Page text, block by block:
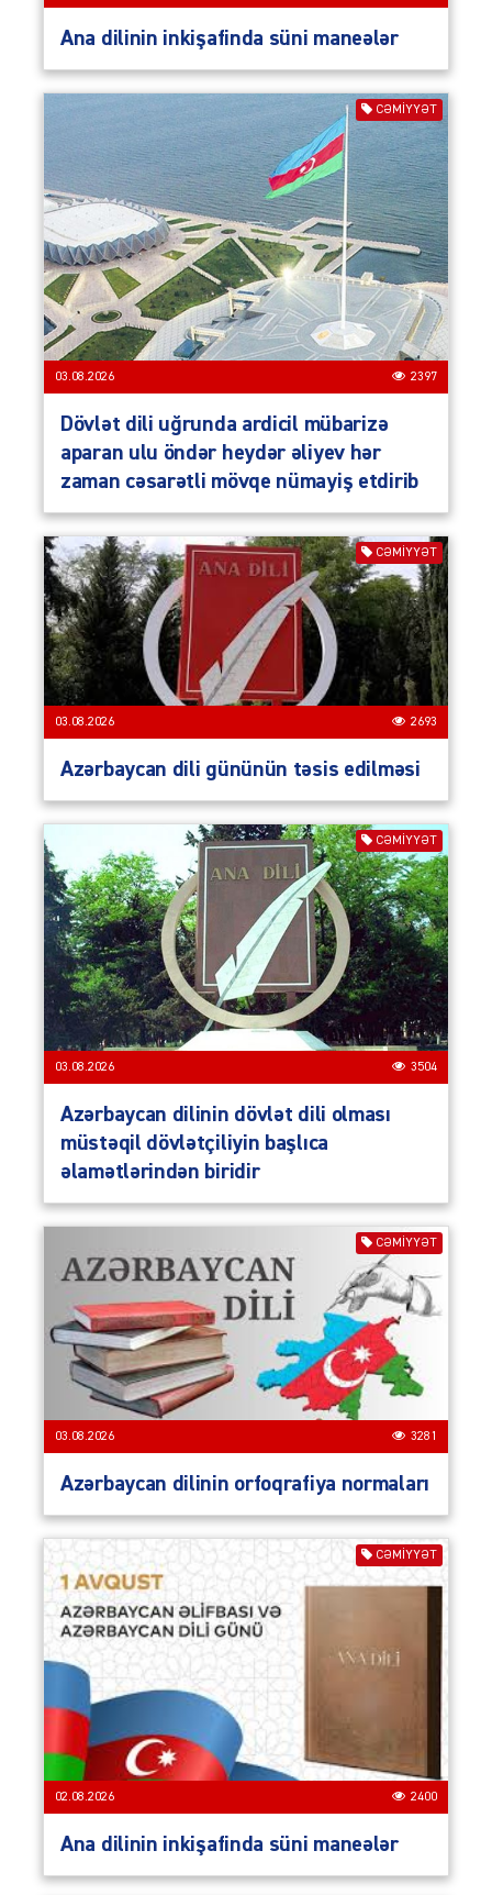
Ana dilinin inkişafinda süni maneələr
CƏMIYYƏT
03.08.2026 2397
Dövlət dili uğrunda ardicil mübarizə
aparan ulu öndər heydər əliyev hər
zaman cəsarətli mövqe nümayiş etdirib
CƏMIYYƏT
03.08.2026 2693
Azərbaycan dili gününün təsis edilməsi
CƏMIYYƏT
03.08.2026 3504
Azərbaycan dilinin dövlət dili olması
müstəqil dövlətçiliyin başlıca
əlamətlərindən biridir
CƏMIYYƏT
03.08.2026 3281
Azərbaycan dilinin orfoqrafiya normaları
CƏMIYYƏT
02.08.2026 2400
Ana dilinin inkişafinda süni maneələr